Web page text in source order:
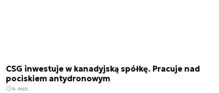
CSG inwestuje w kanadyjską spółkę. Pracuje nad
pociskiem antydronowym
4 min.